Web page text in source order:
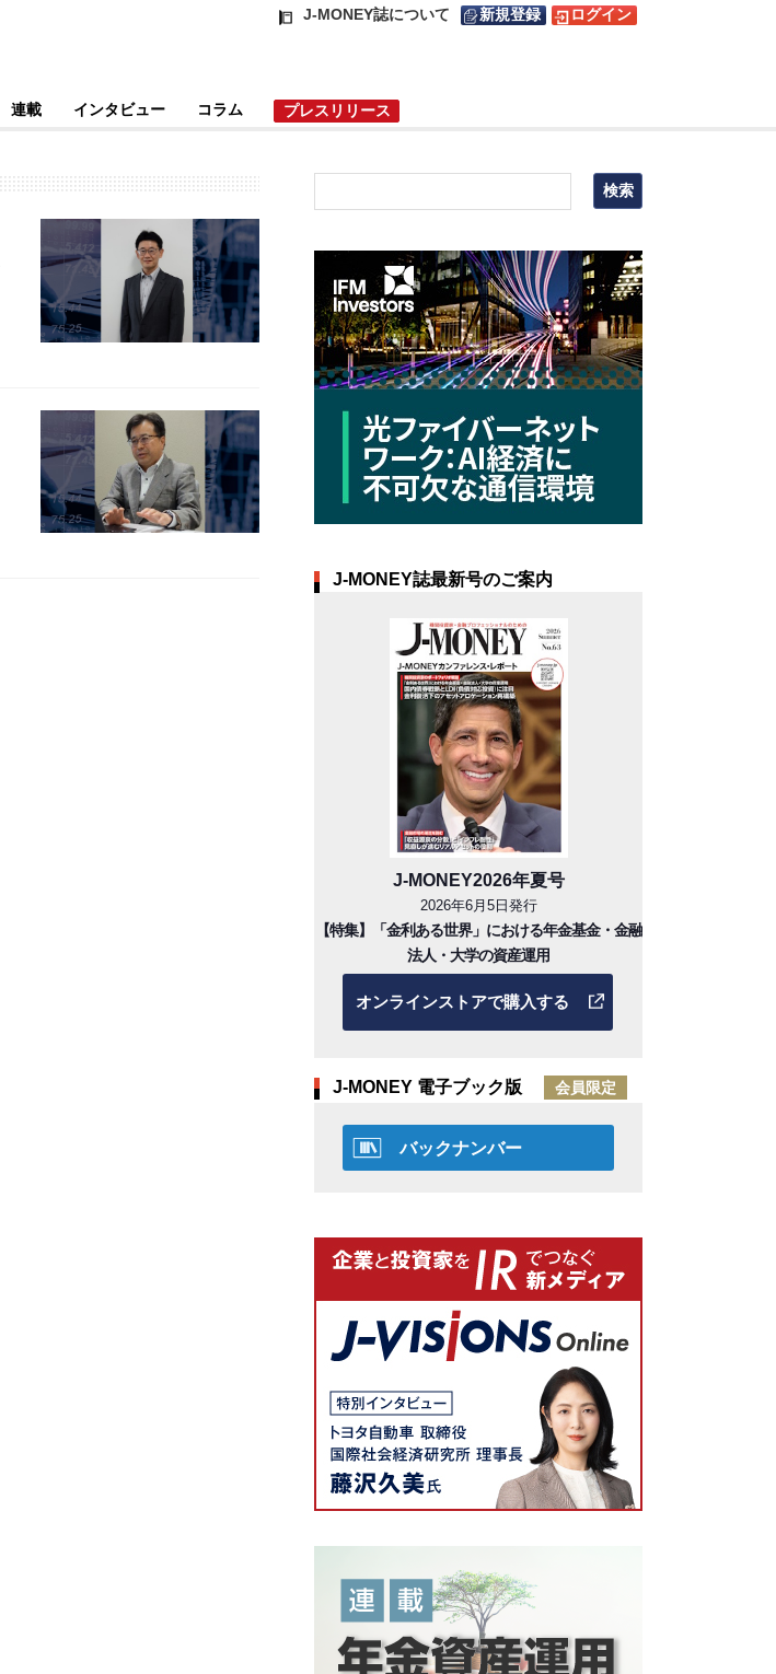
J-MONEY誌について 新規登録 ログイン
連載 インタビュー コラム プレスリリース
J-MONEY誌最新号のご案内
J-MONEY2026年夏号
2026年6月5日発行
【特集】「金利ある世界」における年金基金・金融
法人・大学の資産運用
オンラインストアで購入する
J-MONEY 電子ブック版 会員限定
バックナンバー